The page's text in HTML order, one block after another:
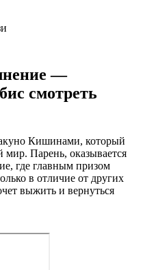
—
смотреть
Кишинами, который
мир. Парень, оказывается
где главным призом
в отличие от других
выжить и вернуться